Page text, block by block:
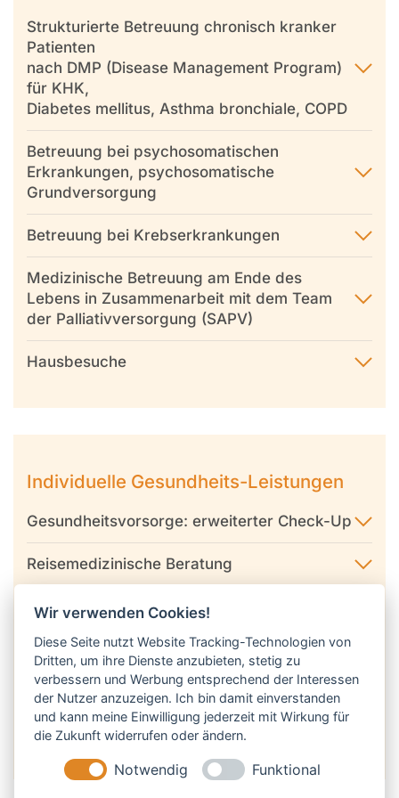
Strukturierte Betreuung chronisch kranker
Patienten
nach DMP (Disease Management Program)
für KHK,
Diabetes mellitus, Asthma bronchiale, COPD
Betreuung bei psychosomatischen
Erkrankungen, psychosomatische
Grundversorgung
Betreuung bei Krebserkrankungen
Medizinische Betreuung am Ende des
Lebens in Zusammenarbeit mit dem Team
der Palliativversorgung (SAPV)
Hausbesuche
Individuelle Gesundheits-Leistungen
Gesundheitsvorsorge: erweiterter Check-Up
Reisemedizinische Beratung
Untersuchungen für Versicherungen
Beratung zu Patientenverfügung und
Vorsorgevollmacht
Gesundheitszeugnisse, Bescheinigungen,
Atteste
Wir verwenden Cookies!
Diese Seite nutzt Website Tracking-Technologien von
Dritten, um ihre Dienste anzubieten, stetig zu
verbessern und Werbung entsprechend der Interessen
der Nutzer anzuzeigen. Ich bin damit einverstanden
und kann meine Einwilligung jederzeit mit Wirkung für
die Zukunft widerrufen oder ändern.
Notwendig Funktional